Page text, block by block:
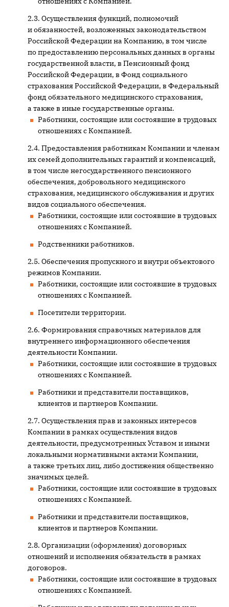
Осуществления функций, полномочий
и обязанностей, возложенных законодательством
Российской Федерации на Компанию, в том числе
по предоставлению персональных данных в органы
государственной власти, в Пенсионный фонд
Российской Федерации, в Фонд социального
страхования Российской Федерации, в Федеральный
фонд обязательного медицинского страхования,
а также в иные государственные органы.
Работники, состоящие или состоявшие в трудовых
отношениях с Компанией.
Предоставления работникам Компании и членам
их семей дополнительных гарантий и компенсаций,
в том числе негосударственного пенсионного
обеспечения, добровольного медицинского
страхования, медицинского обслуживания и других
видов социального обеспечения.
Работники, состоящие или состоявшие в трудовых
отношениях с Компанией.
Родственники работников.
Обеспечения пропускного и внутри объектового
режимов Компании.
Работники, состоящие или состоявшие в трудовых
отношениях с Компанией.
Посетители территории.
Формирования справочных материалов для
внутреннего информационного обеспечения
деятельности Компании.
Работники, состоящие или состоявшие в трудовых
отношениях с Компанией.
Работники и представители поставщиков,
клиентов и партнеров Компании.
Осуществления прав и законных интересов
Компании в рамках осуществления видов
деятельности, предусмотренных Уставом и иными
локальными нормативными актами Компании,
а также третьих лиц, либо достижения общественно
значимых целей.
Работники, состоящие или состоявшие в трудовых
отношениях с Компанией.
Работники и представители поставщиков,
клиентов и партнеров Компании.
Организации (оформления) договорных
отношений и исполнения обязательств в рамках
договоров.
Работники, состоящие или состоявшие в трудовых
отношениях с Компанией.